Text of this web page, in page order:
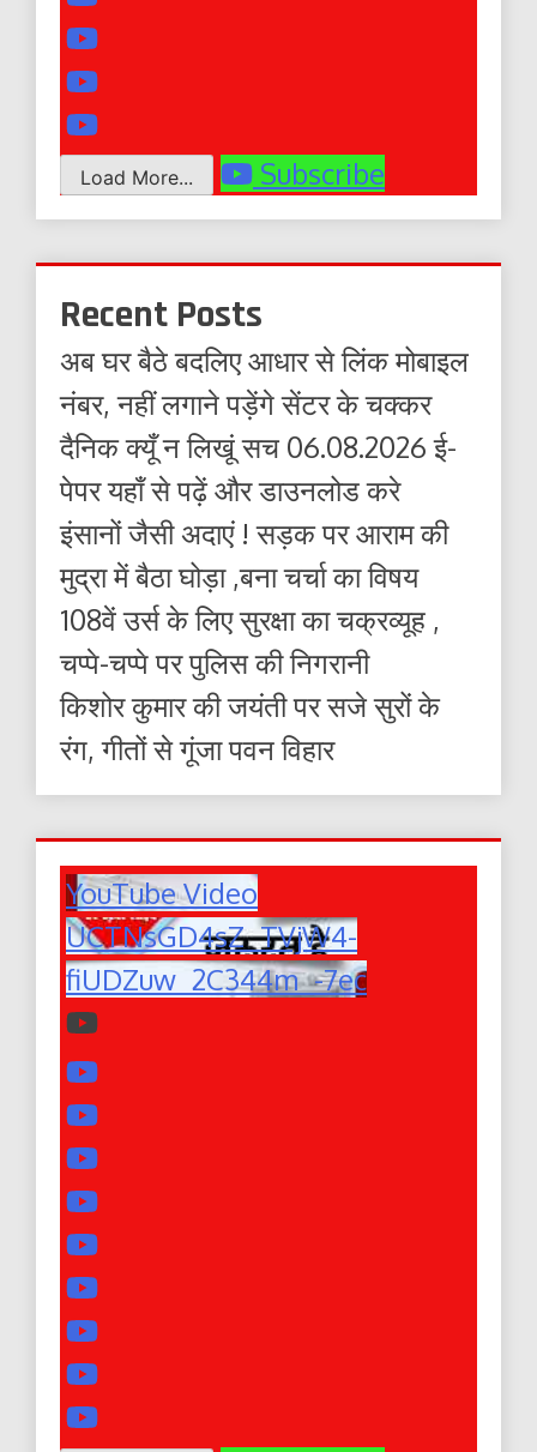
Load More... Subscribe
Recent Posts
अब घर बैठे बदलिए आधार से लिंक मोबाइल
नंबर, नहीं लगाने पड़ेंगे सेंटर के चक्कर
दैनिक क्यूँ न लिखूं सच 06.08.2026 ई-
पेपर यहाँ से पढ़ें और डाउनलोड करे
इंसानों जैसी अदाएं ! सड़क पर आराम की
मुद्रा में बैठा घोड़ा ,बना चर्चा का विषय
108वें उर्स के लिए सुरक्षा का चक्रव्यूह ,
चप्पे-चप्पे पर पुलिस की निगरानी
किशोर कुमार की जयंती पर सजे सुरों के
रंग, गीतों से गूंजा पवन विहार
YouTube Video
UCTNsGD4sZ_TVjW4-
fiUDZuw_2C344m_-7ec